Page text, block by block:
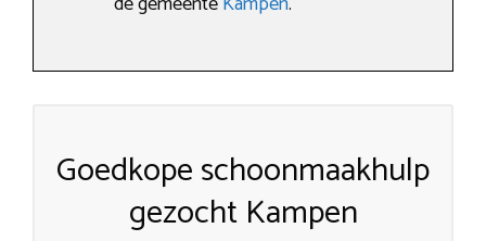
Goedkope schoonmaakhulp
gezocht Kampen